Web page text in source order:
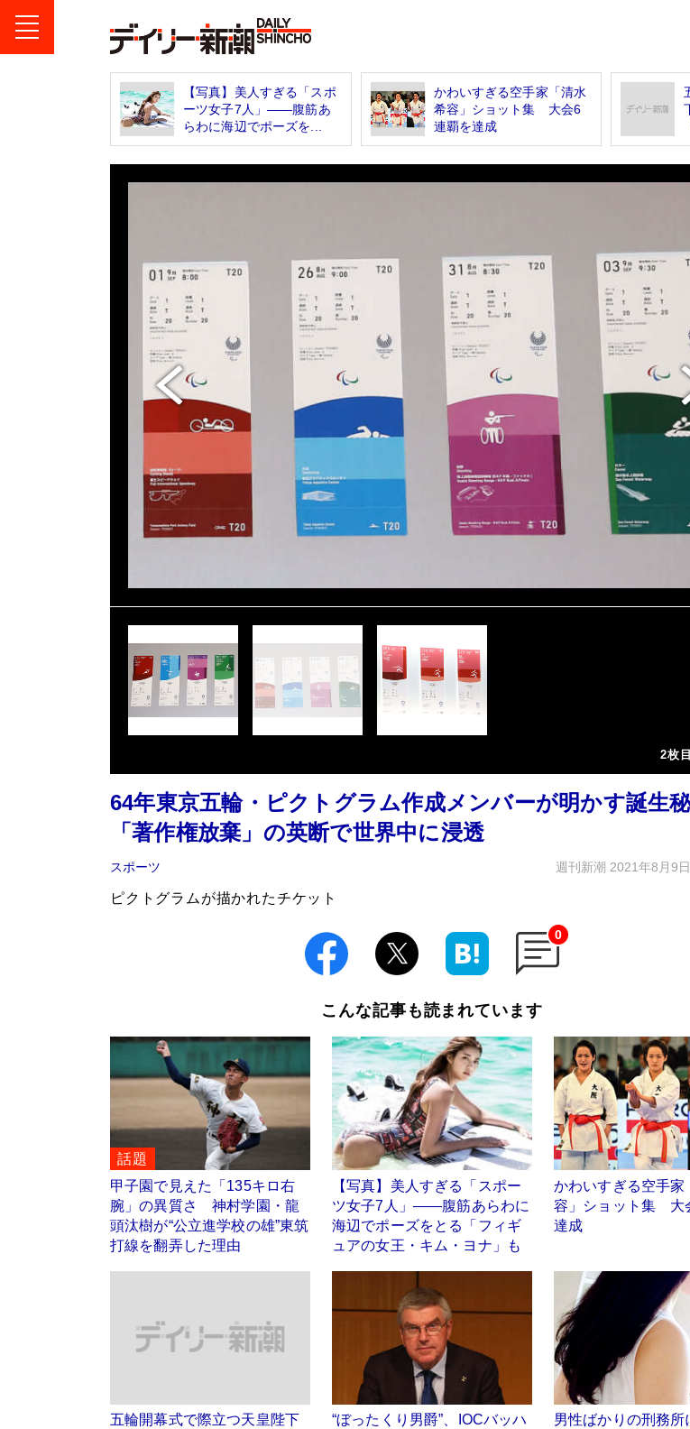
【写真】美人すぎる「スポ
ーツ女子7人」――腹筋あ
らわに海辺でポーズを...
かわいすぎる空手家「清水
希容」ショット集 大会6
連覇を達成
2枚
64年東京五輪・ピクトグラム作成メンバーが明かす誕生
「著作権放棄」の英断で世界中に浸透
スポーツ 週刊新潮 2021年8月9
ピクトグラムが描かれたチケット
0
こんな記事も読まれています
話題
甲子園で見えた「135キロ右
腕」の異質さ 神村学園・龍
頭汰樹が“公立進学校の雄”東筑
打線を翻弄した理由
【写真】美人すぎる「スポー
ツ女子7人」――腹筋あらわに
海辺でポーズをとる「フィギ
ュアの女王・キム・ヨナ」も
かわいすぎる空手家
容」ショット集 大
達成
五輪開幕式で際立つ天皇陛下
“ぼったくり男爵”、IOCバッハ
男性ばかりの刑務所